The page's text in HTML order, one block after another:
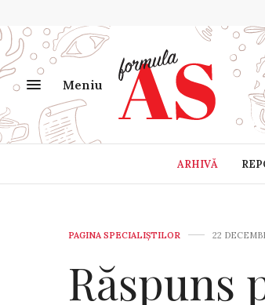
Meniu
ARHIVĂ
PAGINA SPECIALIȘTILOR 22
Răspuns